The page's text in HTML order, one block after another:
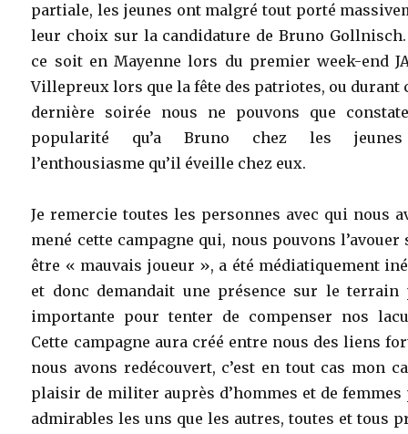
partiale, les jeunes ont malgré tout porté
leur choix sur la candidature de Bruno Gollnisch.
ce soit en Mayenne lors du premier week-end
Villepreux lors que la fête des patriotes, ou durant
dernière soirée nous ne pouvons que
popularité qu’a Bruno chez les
l’enthousiasme qu’il éveille chez eux.
Je remercie toutes les personnes avec qui nous
mené cette campagne qui, nous pouvons l’avouer
être « mauvais joueur », a été médiatiquement
et donc demandait une présence sur le terrain
importante pour tenter de compenser nos
Cette campagne aura créé entre nous des liens
nous avons redécouvert, c’est en tout cas mon
plaisir de militer auprès d’hommes et de femmes
admirables les uns que les autres, toutes et tous